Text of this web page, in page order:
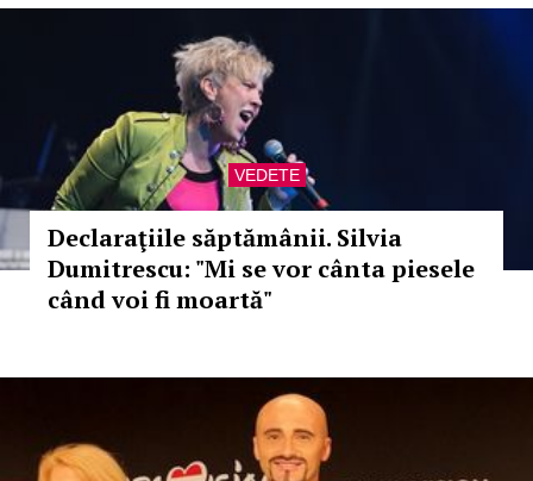
VEDETE
Declaraţiile săptămânii. Silvia
Dumitrescu: "Mi se vor cânta piesele
când voi fi moartă"